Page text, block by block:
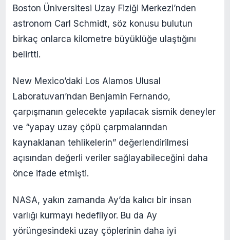
Boston Üniversitesi Uzay Fiziği Merkezi’nden
astronom Carl Schmidt, söz konusu bulutun
birkaç onlarca kilometre büyüklüğe ulaştığını
belirtti.
New Mexico’daki Los Alamos Ulusal
Laboratuvarı’ndan Benjamin Fernando,
çarpışmanın gelecekte yapılacak sismik deneyler
ve “yapay uzay çöpü çarpmalarından
kaynaklanan tehlikelerin” değerlendirilmesi
açısından değerli veriler sağlayabileceğini daha
önce ifade etmişti.
NASA, yakın zamanda Ay’da kalıcı bir insan
varlığı kurmayı hedefliyor. Bu da Ay
yörüngesindeki uzay çöplerinin daha iyi